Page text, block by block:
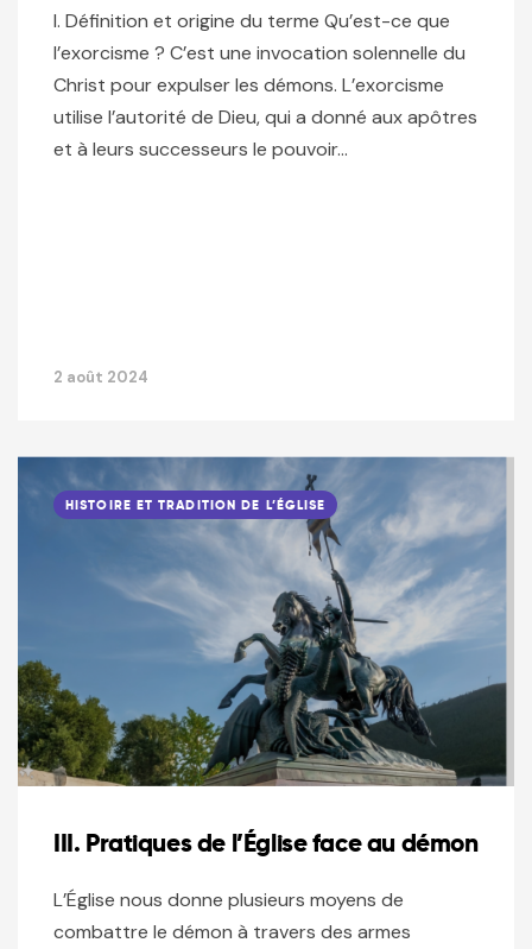
I. Définition et origine du terme Qu’est-ce que
l’exorcisme ? C’est une invocation solennelle du
Christ pour expulser les démons. L’exorcisme
utilise l’autorité de Dieu, qui a donné aux apôtres
et à leurs successeurs le pouvoir…
2 août 2024
HISTOIRE ET TRADITION DE L’ÉGLISE
III. Pratiques de l’Église face au démon
L’Église nous donne plusieurs moyens de
combattre le démon à travers des armes